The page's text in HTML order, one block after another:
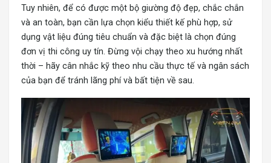
Tuy nhiên, để có được một bộ giường độ đẹp, chắc chắn
và an toàn, bạn cần lựa chọn kiểu thiết kế phù hợp, sử
dụng vật liệu đúng tiêu chuẩn và đặc biệt là chọn đúng
đơn vị thi công uy tín. Đừng vội chạy theo xu hướng nhất
thời – hãy cân nhắc kỹ theo nhu cầu thực tế và ngân sách
của bạn để tránh lãng phí và bất tiện về sau.